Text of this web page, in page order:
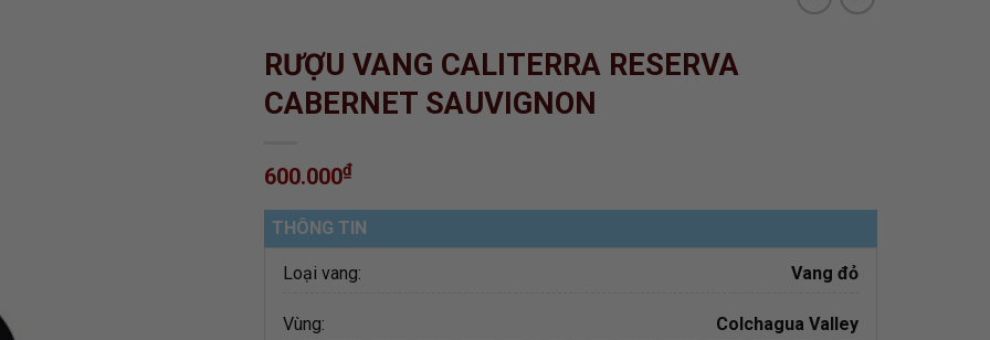
RƯỢU VANG CALITERRA RESERVA
CABERNET SAUVIGNON
600.000₫
THÔNG TIN
Loại vang: Vang đỏ
Vùng: Colchagua Valley